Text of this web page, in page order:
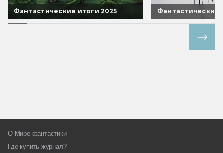
Фантастические итоги 2025 Фантастические
О Мире фантастики
Где купить журнал?